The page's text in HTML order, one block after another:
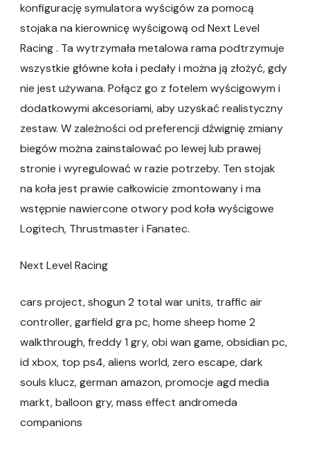
konfigurację symulatora wyścigów za pomocą
stojaka na kierownicę wyścigową od Next Level
Racing . Ta wytrzymała metalowa rama podtrzymuje
wszystkie główne koła i pedały i można ją złożyć, gdy
nie jest używana. Połącz go z fotelem wyścigowym i
dodatkowymi akcesoriami, aby uzyskać realistyczny
zestaw. W zależności od preferencji dźwignię zmiany
biegów można zainstalować po lewej lub prawej
stronie i wyregulować w razie potrzeby. Ten stojak
na koła jest prawie całkowicie zmontowany i ma
wstępnie nawiercone otwory pod koła wyścigowe
Logitech, Thrustmaster i Fanatec.
Next Level Racing
cars project, shogun 2 total war units, traffic air
controller, garfield gra pc, home sheep home 2
walkthrough, freddy 1 gry, obi wan game, obsidian pc,
id xbox, top ps4, aliens world, zero escape, dark
souls klucz, german amazon, promocje agd media
markt, balloon gry, mass effect andromeda
companions